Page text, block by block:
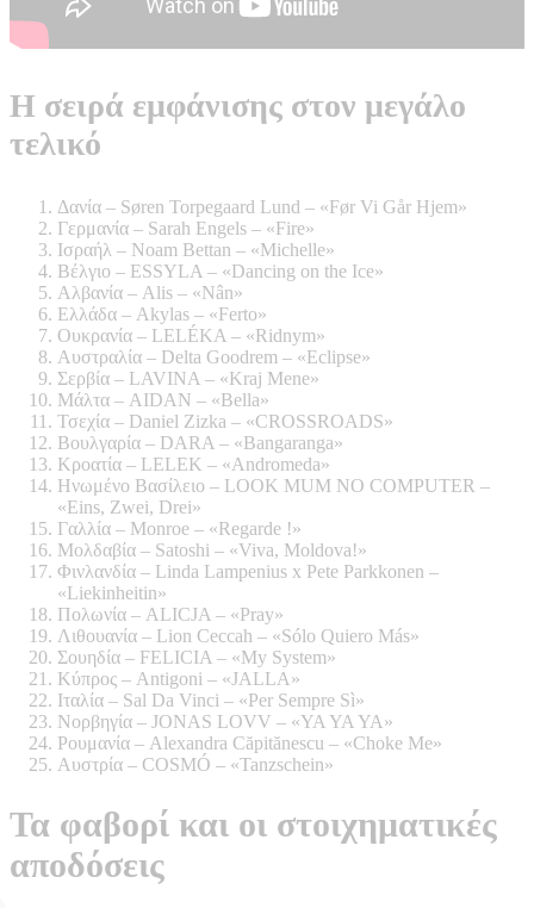
Η σειρά εμφάνισης στον μεγάλο
τελικό
Δανία – Søren Torpegaard Lund – «Før Vi Går Hjem»
Γερμανία – Sarah Engels – «Fire»
Ισραήλ – Noam Bettan – «Michelle»
Βέλγιο – ESSYLA – «Dancing on the Ice»
Αλβανία – Alis – «Nân»
Ελλάδα – Akylas – «Ferto»
Ουκρανία – LELÉKA – «Ridnym»
Αυστραλία – Delta Goodrem – «Eclipse»
Σερβία – LAVINA – «Kraj Mene»
Μάλτα – AIDAN – «Bella»
Τσεχία – Daniel Zizka – «CROSSROADS»
Βουλγαρία – DARA – «Bangaranga»
Κροατία – LELEK – «Andromeda»
Ηνωμένο Βασίλειο – LOOK MUM NO COMPUTER –
«Eins, Zwei, Drei»
Γαλλία – Monroe – «Regarde !»
Μολδαβία – Satoshi – «Viva, Moldova!»
Φινλανδία – Linda Lampenius x Pete Parkkonen –
«Liekinheitin»
Πολωνία – ALICJA – «Pray»
Λιθουανία – Lion Ceccah – «Sólo Quiero Más»
Σουηδία – FELICIA – «My System»
Κύπρος – Antigoni – «JALLA»
Ιταλία – Sal Da Vinci – «Per Sempre Sì»
Νορβηγία – JONAS LOVV – «YA YA YA»
Ρουμανία – Alexandra Căpitănescu – «Choke Me»
Αυστρία – COSMÓ – «Tanzschein»
Τα φαβορί και οι στοιχηματικές
αποδόσεις